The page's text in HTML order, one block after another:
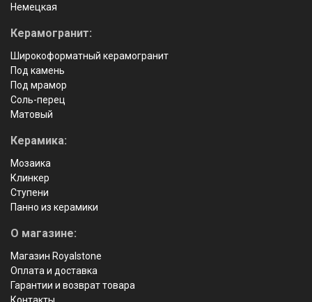
Немецкая
Керамогранит:
Широкоформатный керамогранит
Под камень
Под мрамор
Соль-перец
Матовый
Керамика:
Мозаика
Клинкер
Ступени
Панно из керамики
О магазине:
Магазин Royalstone
Оплата и доставка
Гарантии и возврат товара